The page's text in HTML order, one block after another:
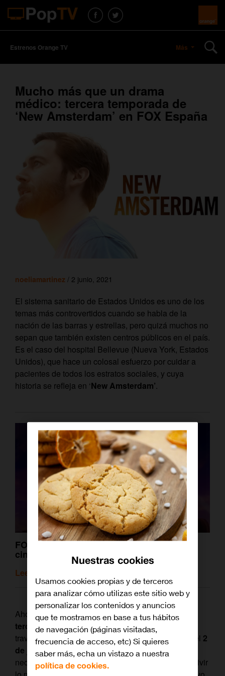
Estrenos Orange TV Más
Mucho más que un drama
médico: tercera temporada de
‘New Amsterdam’ en FOX España
noeliamartinez / 2 junio, 2021
El sistema sanitario de Estados Unidos es uno de los
temas más controvertidos cuando se habla de la
nación de las barras y estrellas, pero quizá muchos no
sepan que también existen centros públicos en el país.
Es el caso del hospital Bellevue (Nueva York, Estados
Unidos), que hace un colosal esfuerzo por cuidar a
pacientes de todos los estratos sociales, y cuya
historia se refleja en ‘New Amsterdam’.
FOX: la historia detrás de este gigante del
cine y la televisión
Leer artículo relacionado
Ahora, la serie médica del momento estrena su
tercera temporada en exclusivaen nuestro país a
través de FOX España, disponible enOrange TV , el 2
de junio a las 22:00 horas. Además, para quien
necesite ponerse al día con sus tramas o desee revivir
Nuestras cookies
Usamos cookies propias y de terceros
para analizar cómo utilizas este sitio web y
personalizar los contenidos y anuncios
que te mostramos en base a tus hábitos
de navegación (páginas visitadas,
frecuencia de acceso, etc) Si quieres
saber más, echa un vistazo a nuestra
política de cookies.